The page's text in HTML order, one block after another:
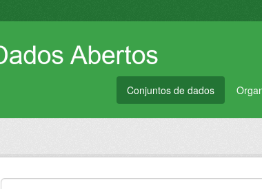
Conjuntos de dados